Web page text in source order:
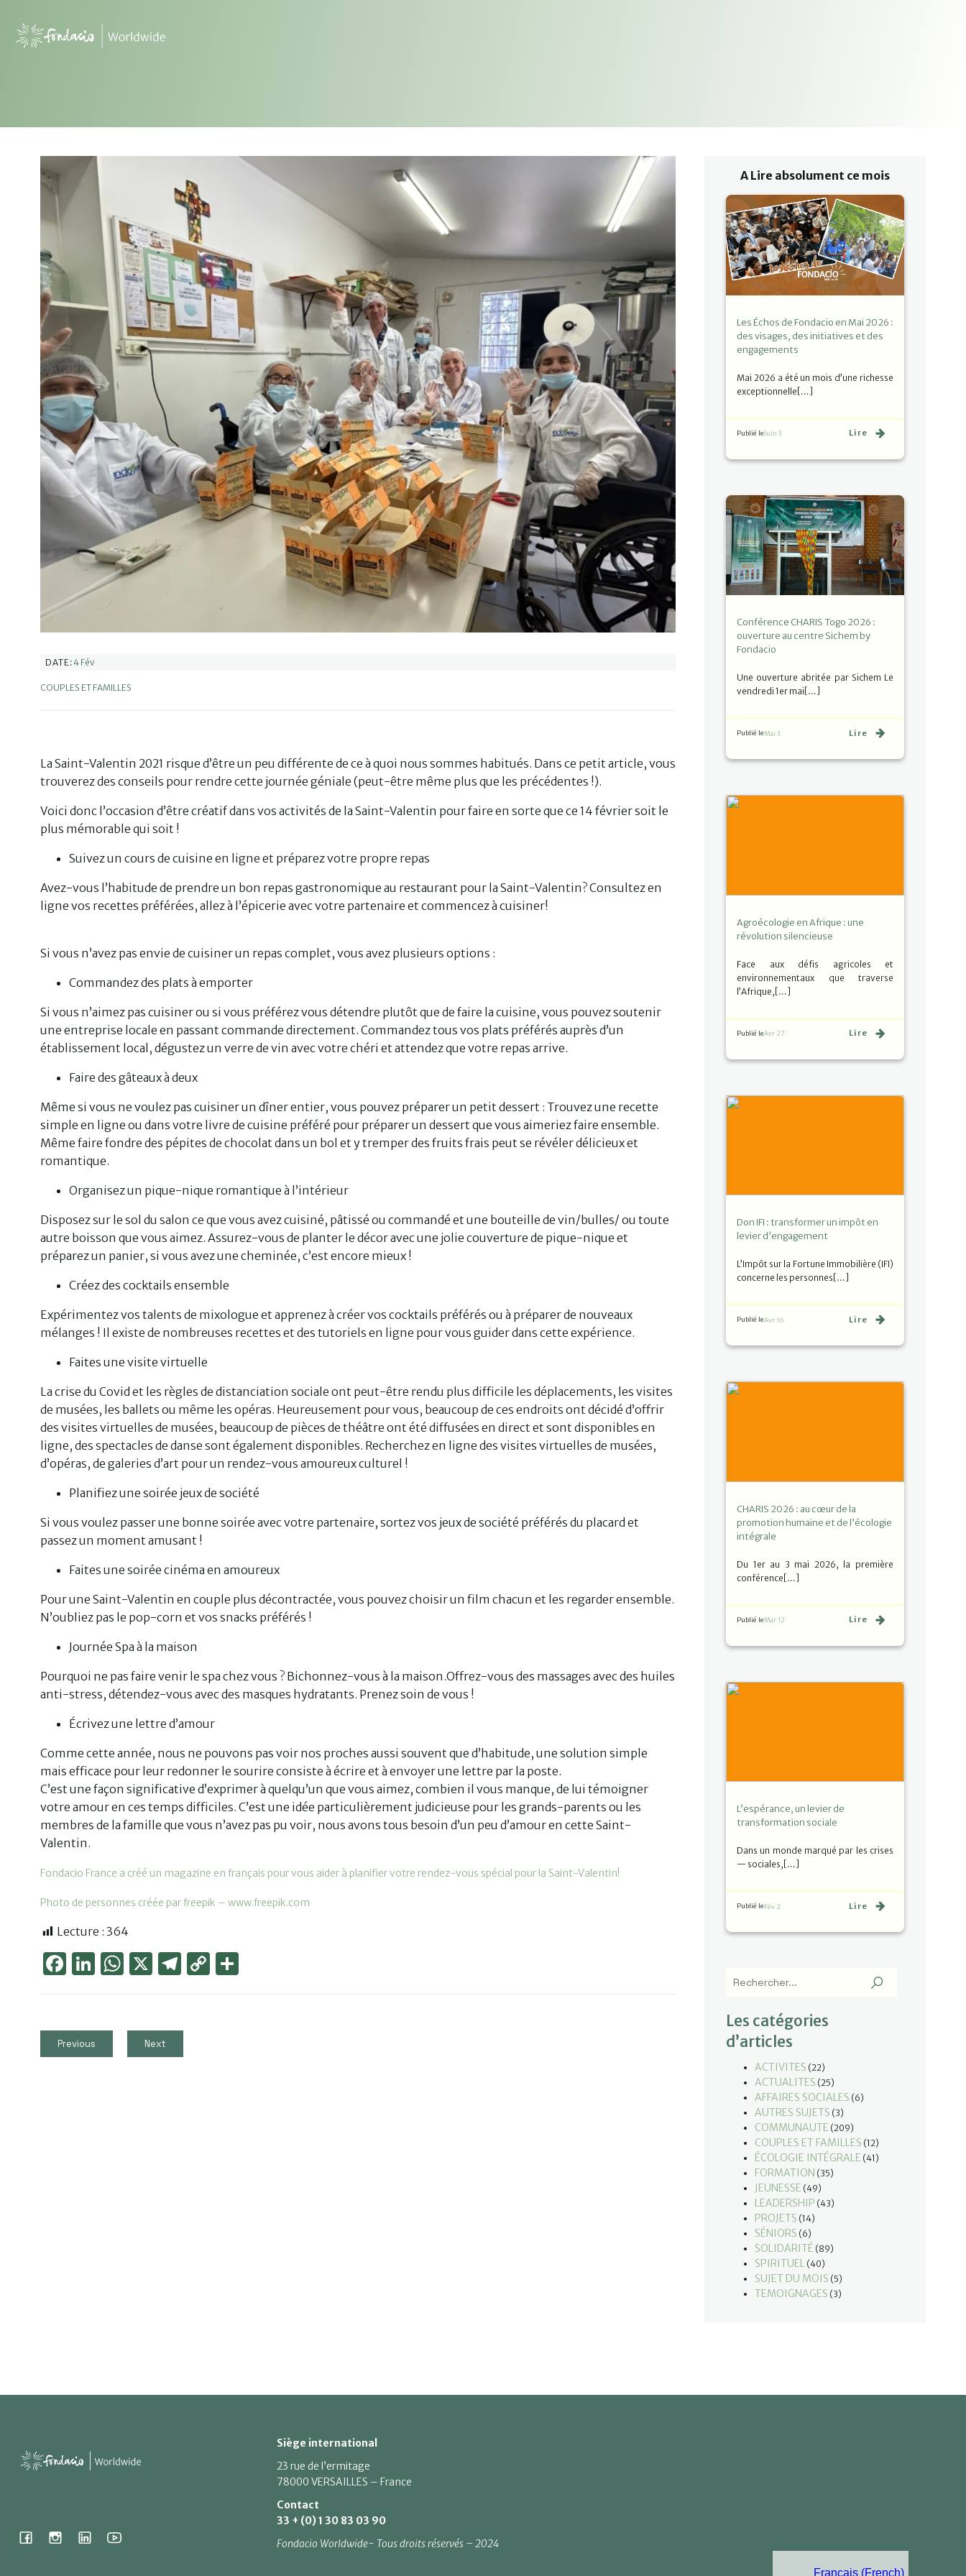
DATE: 4 Fév
COUPLES ET FAMILLES
La Saint-Valentin 2021 risque d’être un peu différente de ce à quoi nous sommes habitués. Dans ce petit article, vous
trouverez des conseils pour rendre cette journée géniale (peut-être même plus que les précédentes !).
Voici donc l’occasion d’être créatif dans vos activités de la Saint-Valentin pour faire en sorte que ce 14 février soit le
plus mémorable qui soit !
Suivez un cours de cuisine en ligne et préparez votre propre repas
Avez-vous l’habitude de prendre un bon repas gastronomique au restaurant pour la Saint-Valentin? Consultez en
ligne vos recettes préférées, allez à l’épicerie avec votre partenaire et commencez à cuisiner!
Si vous n’avez pas envie de cuisiner un repas complet, vous avez plusieurs options :
Commandez des plats à emporter
Si vous n’aimez pas cuisiner ou si vous préférez vous détendre plutôt que de faire la cuisine, vous pouvez soutenir
une entreprise locale en passant commande directement. Commandez tous vos plats préférés auprès d’un
établissement local, dégustez un verre de vin avec votre chéri et attendez que votre repas arrive.
Faire des gâteaux à deux
Même si vous ne voulez pas cuisiner un dîner entier, vous pouvez préparer un petit dessert : Trouvez une recette
simple en ligne ou dans votre livre de cuisine préféré pour préparer un dessert que vous aimeriez faire ensemble.
Même faire fondre des pépites de chocolat dans un bol et y tremper des fruits frais peut se révéler délicieux et
romantique.
Organisez un pique-nique romantique à l’intérieur
Disposez sur le sol du salon ce que vous avez cuisiné, pâtissé ou commandé et une bouteille de vin/bulles/ ou toute
autre boisson que vous aimez. Assurez-vous de planter le décor avec une jolie couverture de pique-nique et
préparez un panier, si vous avez une cheminée, c’est encore mieux !
Créez des cocktails ensemble
Expérimentez vos talents de mixologue et apprenez à créer vos cocktails préférés ou à préparer de nouveaux
mélanges ! Il existe de nombreuses recettes et des tutoriels en ligne pour vous guider dans cette expérience.
Faites une visite virtuelle
La crise du Covid et les règles de distanciation sociale ont peut-être rendu plus difficile les déplacements, les visites
de musées, les ballets ou même les opéras. Heureusement pour vous, beaucoup de ces endroits ont décidé d’offrir
des visites virtuelles de musées, beaucoup de pièces de théâtre ont été diffusées en direct et sont disponibles en
ligne, des spectacles de danse sont également disponibles. Recherchez en ligne des visites virtuelles de musées,
d’opéras, de galeries d’art pour un rendez-vous amoureux culturel !
Planifiez une soirée jeux de société
Si vous voulez passer une bonne soirée avec votre partenaire, sortez vos jeux de société préférés du placard et
passez un moment amusant !
Faites une soirée cinéma en amoureux
Pour une Saint-Valentin en couple plus décontractée, vous pouvez choisir un film chacun et les regarder ensemble.
N’oubliez pas le pop-corn et vos snacks préférés !
Journée Spa à la maison
Pourquoi ne pas faire venir le spa chez vous ? Bichonnez-vous à la maison.Offrez-vous des massages avec des huiles
anti-stress, détendez-vous avec des masques hydratants. Prenez soin de vous !
Écrivez une lettre d’amour
Comme cette année, nous ne pouvons pas voir nos proches aussi souvent que d’habitude, une solution simple
mais efficace pour leur redonner le sourire consiste à écrire et à envoyer une lettre par la poste.
C’est une façon significative d’exprimer à quelqu’un que vous aimez, combien il vous manque, de lui témoigner
votre amour en ces temps difficiles. C’est une idée particulièrement judicieuse pour les grands-parents ou les
membres de la famille que vous n’avez pas pu voir, nous avons tous besoin d’un peu d’amour en cette Saint-
Valentin.
Fondacio France a créé un magazine en français pour vous aider à planifier votre rendez-vous spécial pour la Saint-Valentin!
Photo de personnes créée par freepik – www.freepik.com
Lecture : 364
Face
Link
Wha
Tele
Cop
Previous Next
A Lire absolument ce mois
Les Échos de Fondacio en Mai 2026 :
des visages, des initiatives et des
engagements
Mai 2026 a été un mois d’une richesse
exceptionnelle[…]
Publié leJuin 3 Lire
Conférence CHARIS Togo 2026 :
ouverture au centre Sichem by
Fondacio
Une ouverture abritée par Sichem Le
vendredi 1er mai[…]
Publié leMai 3 Lire
Agroécologie en Afrique : une
révolution silencieuse
Face aux défis agricoles et
environnementaux que traverse
l’Afrique,[…]
Publié leAvr 27 Lire
Don IFI : transformer un impôt en
levier d’engagement
L’Impôt sur la Fortune Immobilière (IFI)
concerne les personnes[…]
Publié leAvr 16 Lire
CHARIS 2026 : au cœur de la
promotion humaine et de l’écologie
intégrale
Du 1er au 3 mai 2026, la première
conférence[…]
Publié leMar 12 Lire
L’espérance, un levier de
transformation sociale
Dans un monde marqué par les crises
— sociales,[…]
Publié leFév 2 Lire
Les catégories
d’articles
ACTIVITES (22)
ACTUALITES (25)
AFFAIRES SOCIALES (6)
AUTRES SUJETS (3)
COMMUNAUTE (209)
COUPLES ET FAMILLES (12)
ÉCOLOGIE INTÉGRALE (41)
FORMATION (35)
JEUNESSE (49)
LEADERSHIP (43)
PROJETS (14)
SÉNIORS (6)
SOLIDARITÉ (89)
SPIRITUEL (40)
SUJET DU MOIS (5)
TEMOIGNAGES (3)
Siège international
23 rue de l’ermitage
78000 VERSAILLES – France
Contact
33 + (0) 1 30 83 03 90
Fondacio Worldwide- Tous droits réservés – 2024
Français (French)